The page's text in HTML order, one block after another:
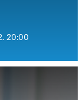
20:00